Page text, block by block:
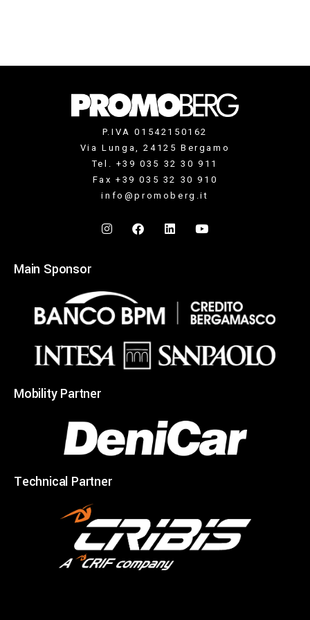
P.IVA 01542150162
Via Lunga, 24125 Bergamo
Tel. +39 035 32 30 911
Fax +39 035 32 30 910
info@promoberg.it
Main Sponsor
Mobility Partner
Technical Partner